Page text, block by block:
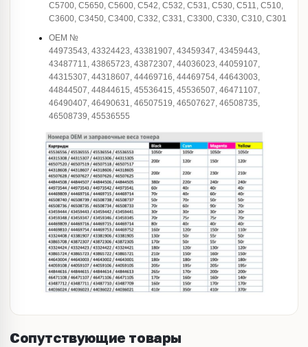
C5700, C5650, C5600, C542, C532, C531, C530, C511, C510,
C3600, C3450, C3400, C332, C331, C3300, C330, C310, C301
OEM №
44973543, 43324423, 43381907, 43459347, 43459443,
43487711, 43865723, 43872307, 44036023, 44059107,
44315307, 44318607, 44469716, 44469754, 44643003,
44844507, 44844615, 45536415, 45536507, 46471107,
46490407, 46490631, 46507519, 46507627, 46508735,
46508739, 45536555
Сопутствующие товары